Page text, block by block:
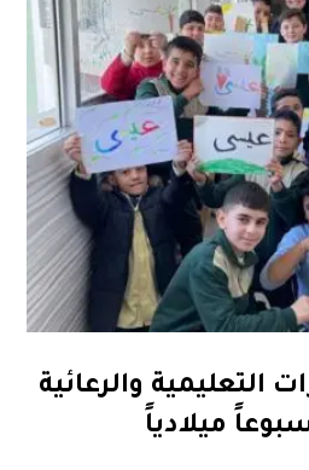
والرعائية
ميلادياً